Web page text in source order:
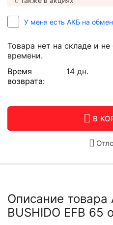
У меня есть АКБ на обмен
Товара нет на складе и
времени.
Время
возврата:
14 дн.
В
Описание товара
BUSHIDO EFB 65